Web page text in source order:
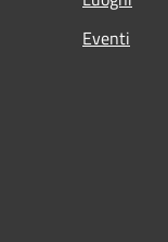
Eventi